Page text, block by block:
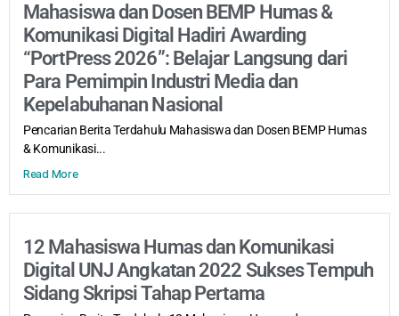
Mahasiswa dan Dosen BEMP Humas &
Komunikasi Digital Hadiri Awarding
“PortPress 2026”: Belajar Langsung dari
Para Pemimpin Industri Media dan
Kepelabuhanan Nasional
Pencarian Berita Terdahulu Mahasiswa dan Dosen BEMP Humas
& Komunikasi...
Read More
12 Mahasiswa Humas dan Komunikasi
Digital UNJ Angkatan 2022 Sukses Tempuh
Sidang Skripsi Tahap Pertama